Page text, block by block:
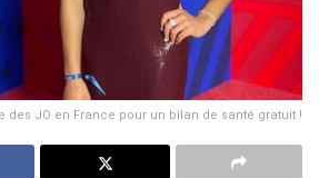
des JO en France pour un bilan de santé gratuit !